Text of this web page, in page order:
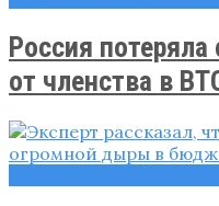
Россия
от членства в